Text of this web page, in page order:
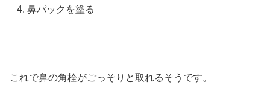
鼻パックを塗る
これで鼻の角栓がごっそりと取れるそうです。